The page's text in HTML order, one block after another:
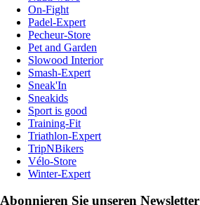
On-Fight
Padel-Expert
Pecheur-Store
Pet and Garden
Slowood Interior
Smash-Expert
Sneak'In
Sneakids
Sport is good
Training-Fit
Triathlon-Expert
TripNBikers
Vélo-Store
Winter-Expert
Abonnieren Sie unseren Newsletter